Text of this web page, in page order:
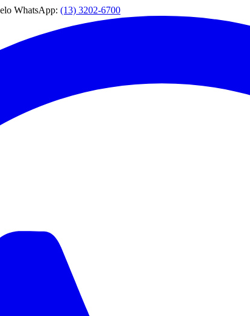
WhatsApp: (13) 3202-6700